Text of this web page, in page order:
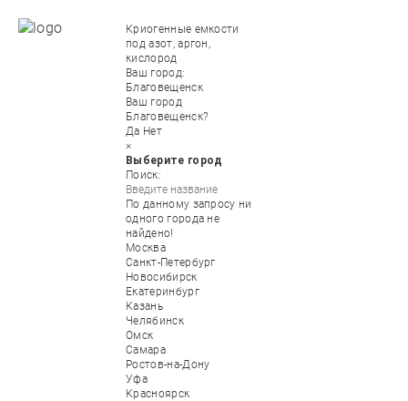
Криогенные емкости
под азот, аргон,
кислород
Ваш город:
Благовещенск
Ваш город
Благовещенск?
Да Нет
×
Выберите город
Поиск:
По данному запросу ни
одного города не
найдено!
Москва
Санкт-Петербург
Новосибирск
Екатеринбург
Казань
Челябинск
Омск
Самара
Ростов-на-Дону
Уфа
Красноярск